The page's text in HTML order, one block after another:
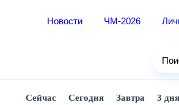
Новости ЧМ-2026
Сейчас Сегодня Завтра 3